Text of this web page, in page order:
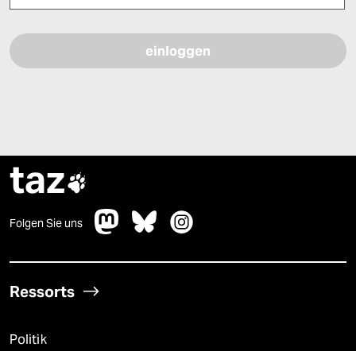
taz
Folgen Sie uns
Ressorts
Politik